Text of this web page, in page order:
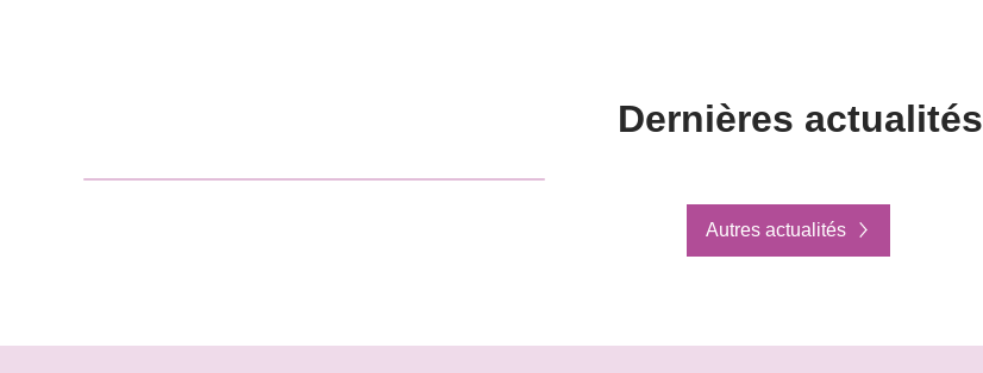
Dernières actualités
Autres actualités